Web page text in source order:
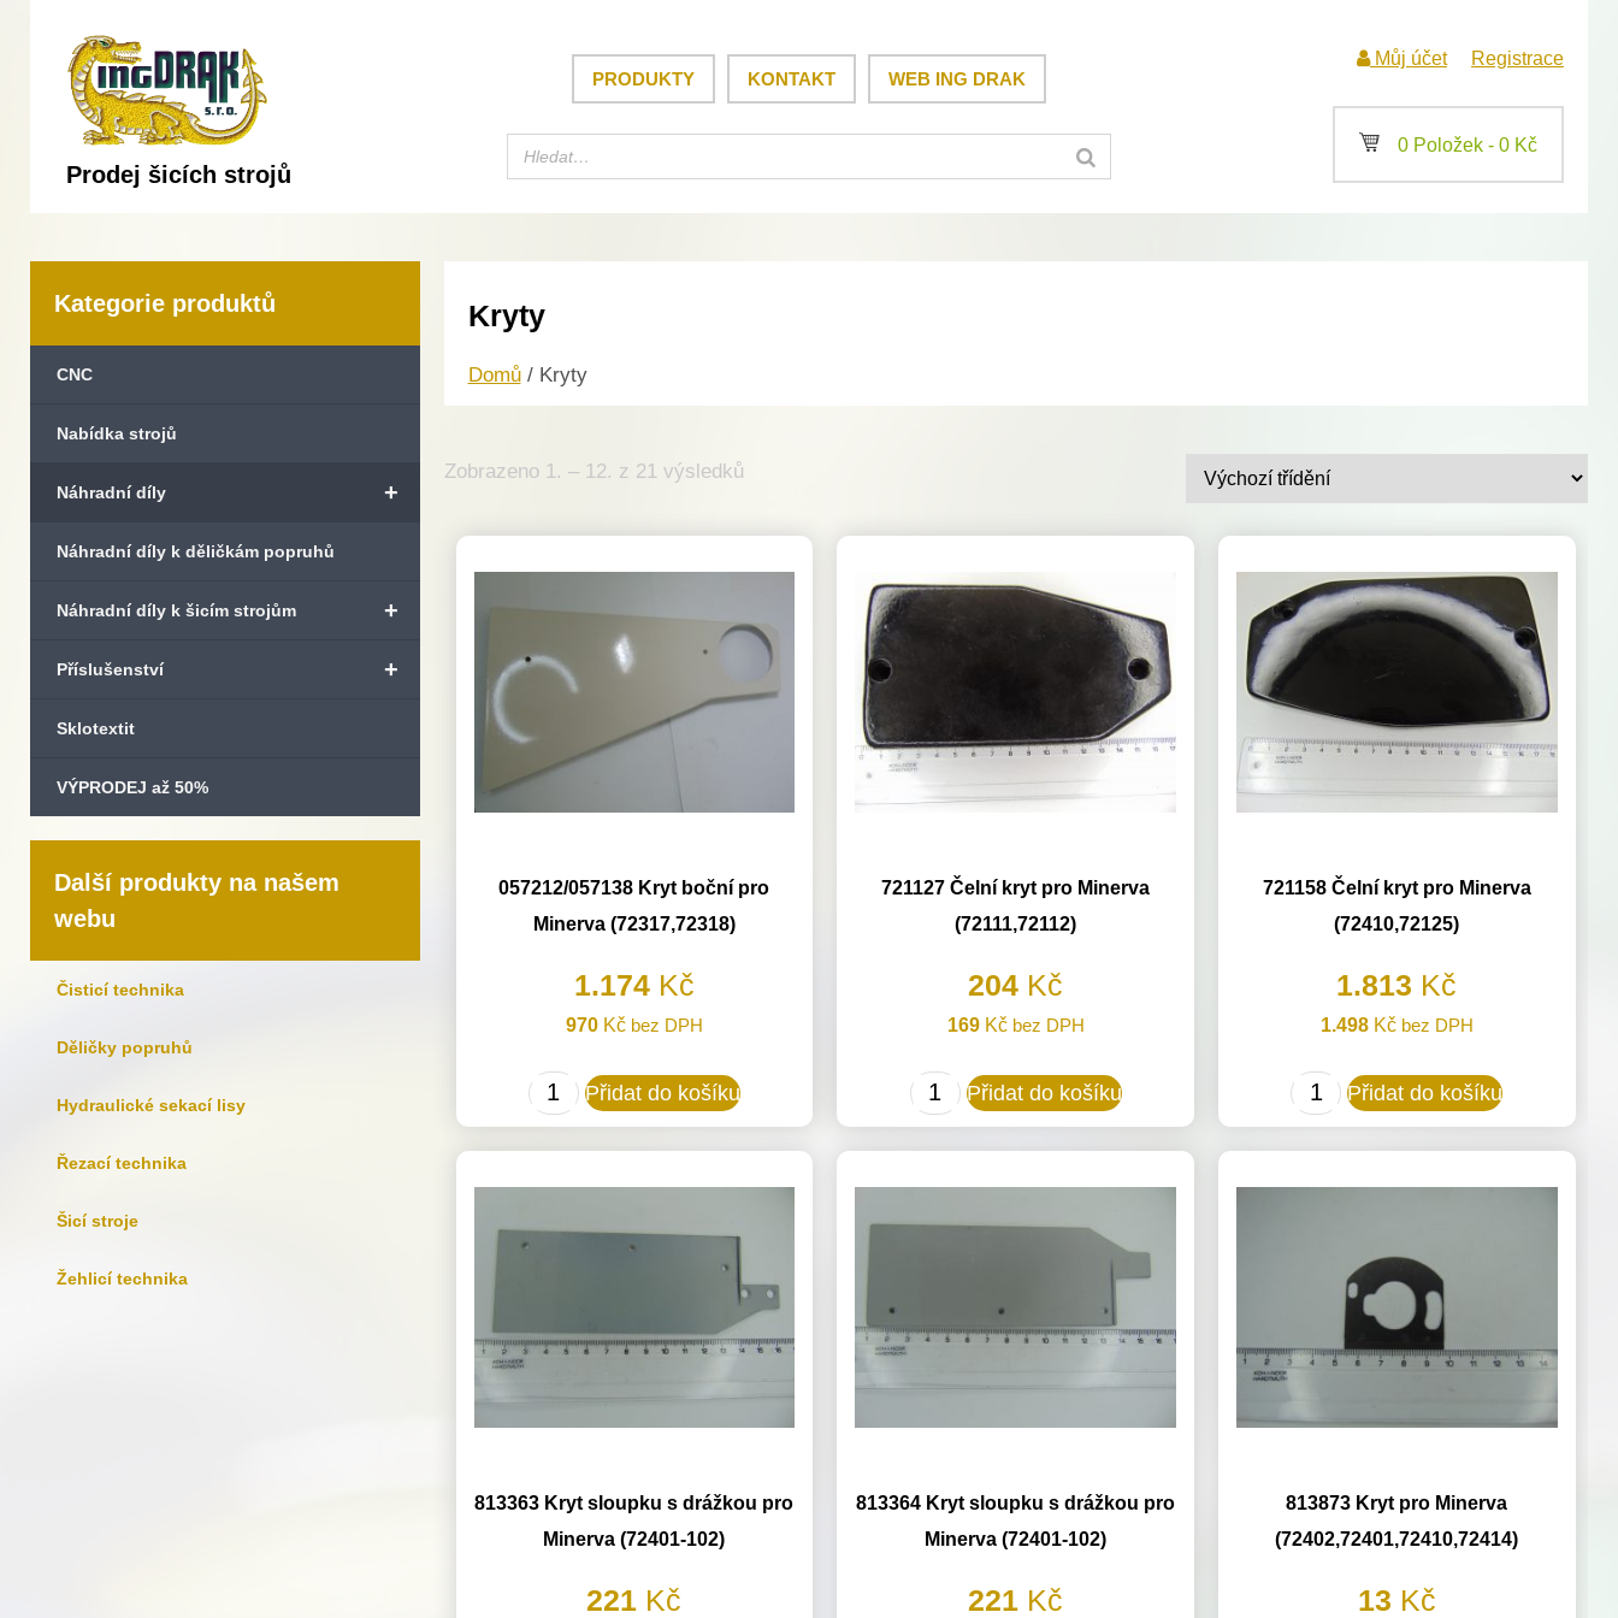
Prodej šicích strojů
PRODUKTY KONTAKT WEB ING DRAK
Můj účet Registrace
a 0 Položek - 0 Kč
Kategorie produktů
CNC
Nabídka strojů
+
Náhradní díly
Náhradní díly k děličkám popruhů
+
Náhradní díly k šicím strojům
+
Příslušenství
Sklotextit
VÝPRODEJ až 50%
Další produkty na našem
webu
Čisticí technika
Děličky popruhů
Hydraulické sekací lisy
Řezací technika
Šicí stroje
Žehlicí technika
Kryty
Domů/ Kryty
Zobrazeno 1. – 12. z 21 výsledků
057212/057138 Kryt boční pro
Minerva (72317,72318)
1.174 Kč
970 Kčbez DPH
057212/057138
Kryt
Minerva
Přidat do košíku
721127 Čelní kryt pro Minerva
(72111,72112)
204 Kč
169 Kčbez DPH
721127
Čelní
množství
Přidat do košíku
721158 Čelní kryt pro Minerva
(72410,72125)
1.813 Kč
1.498 Kčbez DPH
721158
Čelní
(72410,72125)
množství
Přidat do košíku
813363 Kryt sloupku s drážkou pro
Minerva (72401-102)
221 Kč
813364 Kryt sloupku s drážkou pro
Minerva (72401-102)
221 Kč
813873 Kryt pro Minerva
(72402,72401,72410,72414)
13 Kč